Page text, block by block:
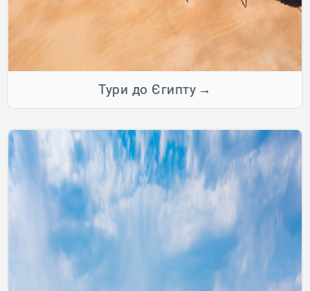
Тури до Єгипту